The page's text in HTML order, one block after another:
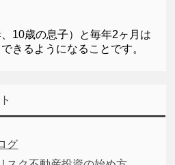
10歳の息子）と毎年2ヶ月は
きるようになることです。
グ